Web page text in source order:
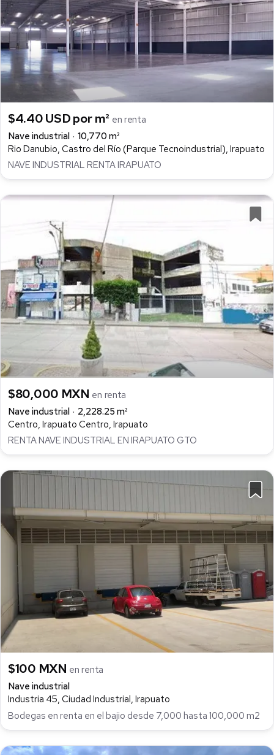
$4.40 USD por m² en renta
Nave industrial
10,770 m²
Rio Danubio, Castro del Río (Parque Tecnoindustrial), Irapuato
NAVE INDUSTRIAL RENTA IRAPUATO
$80,000 MXN en renta
Nave industrial
2,228.25 m²
Centro, Irapuato Centro, Irapuato
RENTA NAVE INDUSTRIAL EN IRAPUATO GTO
$100 MXN en renta
Nave industrial
Industria 45, Ciudad Industrial, Irapuato
Bodegas en renta en el bajio desde 7,000 hasta 100,000 m2